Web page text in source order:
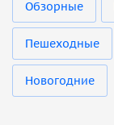
Обзорные
Пешеходные
Новогодние